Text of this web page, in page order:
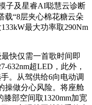
子及星睿AI聪慧云诊断
载“8层夹心棉花糖云朵
最大功率取290Nm
快仅需一首歌时间即
632nm超LED，此外，
。从驾供给6向电动调
操做分心风险。将座舱
部空间取1320mm加宽